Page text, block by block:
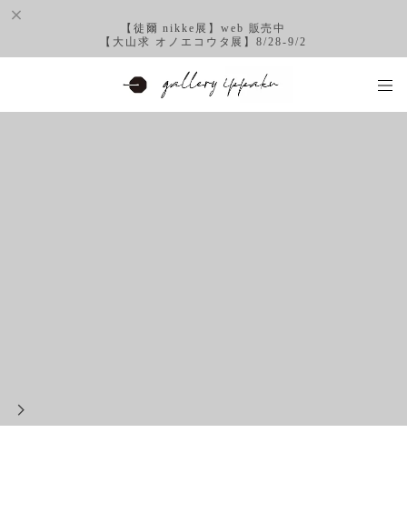
【徒爾 nikke展】web 販売中
【大山求 オノエコウタ展】8/28-9/2